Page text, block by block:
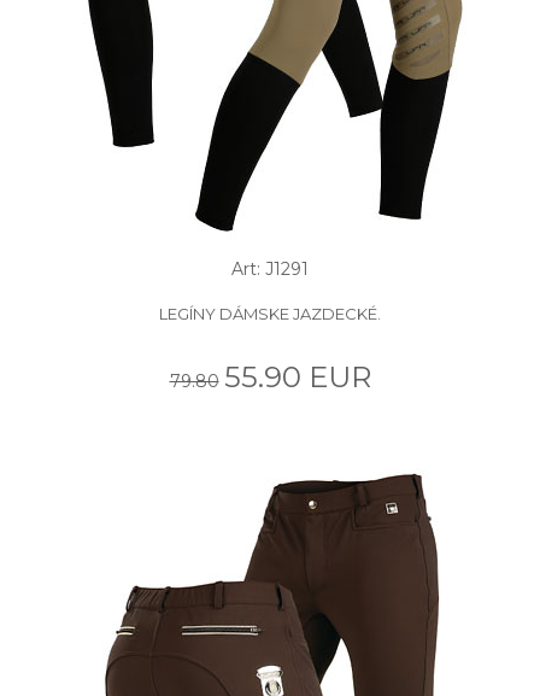
Art: J1291
LEGÍNY DÁMSKE JAZDECKÉ.
79.80 55.90 EUR